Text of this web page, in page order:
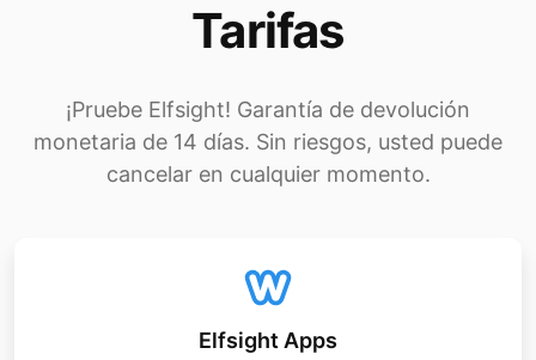
Tarifas
¡Pruebe Elfsight! Garantía de devolución
monetaria de 14 días. Sin riesgos, usted puede
cancelar en cualquier momento.
Elfsight Apps